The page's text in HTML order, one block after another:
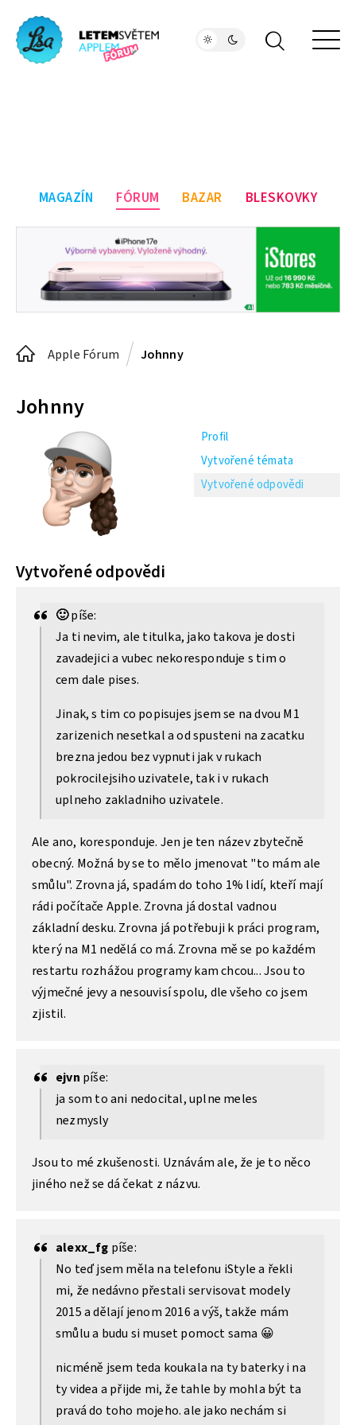
MAGAZÍN FÓRUM BAZAR BLESKOVKY
Apple Fórum Johnny
Johnny
Profil
Vytvořené témata
Vytvořené odpovědi
Vytvořené odpovědi
🙂píše:
Ja ti nevim, ale titulka, jako takova je dosti
zavadejici a vubec nekoresponduje s tim o
cem dale pises.
Jinak, s tim co popisujes jsem se na dvou M1
zarizenich nesetkal a od spusteni na zacatku
brezna jedou bez vypnuti jak v rukach
pokrocilejsiho uzivatele, tak i v rukach
uplneho zakladniho uzivatele.
Ale ano, koresponduje. Jen je ten název zbytečně
obecný. Možná by se to mělo jmenovat "to mám ale
smůlu". Zrovna já, spadám do toho 1% lidí, kteří mají
rádi počítače Apple. Zrovna já dostal vadnou
základní desku. Zrovna já potřebuji k práci program,
který na M1 nedělá co má. Zrovna mě se po každém
restartu rozhážou programy kam chcou... Jsou to
výjmečné jevy a nesouvisí spolu, dle všeho co jsem
zjistil.
ejvn píše:
ja som to ani nedocital, uplne meles
nezmysly
Jsou to mé zkušenosti. Uznávám ale, že je to něco
jiného než se dá čekat z názvu.
alexx_fg píše:
No teď jsem měla na telefonu iStyle a řekli
mi, že nedávno přestali servisovat modely
2015 a dělají jenom 2016 a výš, takže mám
smůlu a budu si muset pomoct sama 😀
nicméně jsem teda koukala na ty baterky i na
ty videa a přijde mi, že tahle by mohla být ta
pravá do toho mojeho. ale jako nechám si